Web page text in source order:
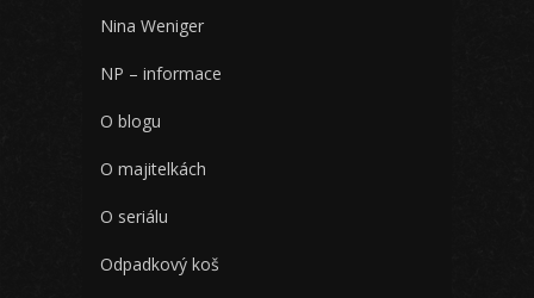
Nina Weniger
NP – informace
O blogu
O majitelkách
O seriálu
Odpadkový koš